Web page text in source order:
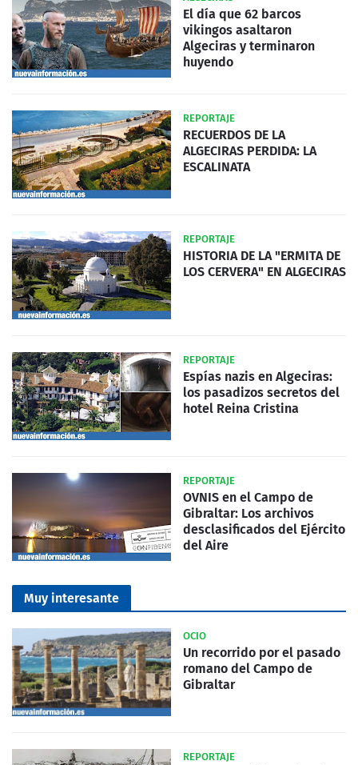
El día que 62 barcos
vikingos asaltaron
Algeciras y terminaron
huyendo
REPORTAJE
RECUERDOS DE LA
ALGECIRAS PERDIDA: LA
ESCALINATA
REPORTAJE
HISTORIA DE LA "ERMITA DE
LOS CERVERA" EN ALGECIRAS
REPORTAJE
Espías nazis en Algeciras:
los pasadizos secretos del
hotel Reina Cristina
REPORTAJE
OVNIS en el Campo de
Gibraltar: Los archivos
desclasificados del Ejército
del Aire
Muy interesante
OCIO
Un recorrido por el pasado
romano del Campo de
Gibraltar
REPORTAJE